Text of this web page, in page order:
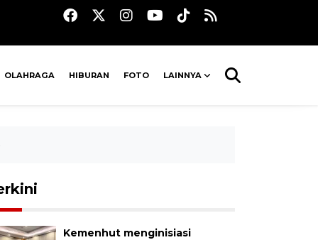
OLAHRAGA HIBURAN FOTO LAINNYA
Kemenhut menginisiasi